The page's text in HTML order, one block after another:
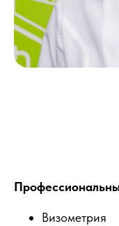
Визометрия